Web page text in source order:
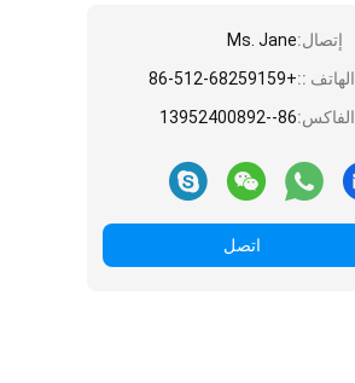
إتصال:Ms. Jane
الهاتف ::+86-512-68259159
الفاكس:86--13952400892
اتصل